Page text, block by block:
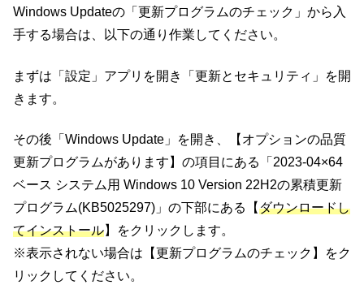
Windows Updateの「更新プログラムのチェック」から入
手する場合は、以下の通り作業してください。
まずは「設定」アプリを開き「更新とセキュリティ」を開
きます。
その後「Windows Update」を開き、【オプションの品質
更新プログラムがあります】の項目にある「2023-04×64
ベース システム用 Windows 10 Version 22H2の累積更新
プログラム(KB5025297)」の下部にある【ダウンロードし
てインストール】をクリックします。
※表示されない場合は【更新プログラムのチェック】をク
リックしてください。